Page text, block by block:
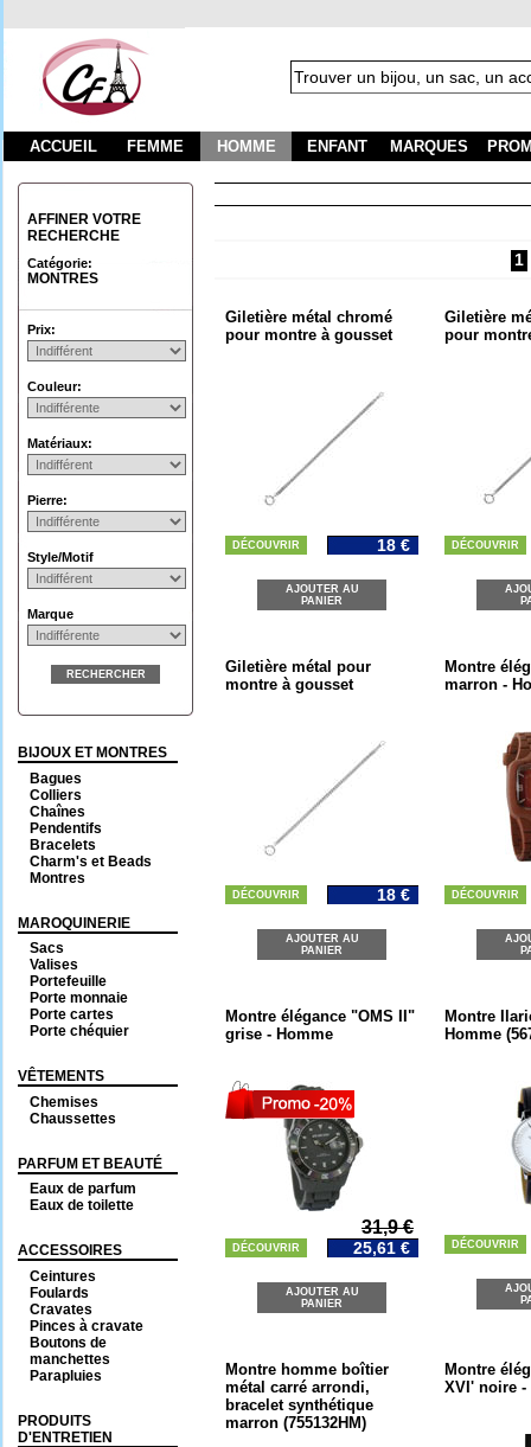
ACCUEIL FEMME HOMME ENFANT MARQUES
AFFINER VOTRE
RECHERCHE
Catégorie:
MONTRES
Prix:
Couleur:
Matériaux:
Pierre:
Style/Motif
Marque
RECHERCHER
BIJOUX ET MONTRES
Bagues
Colliers
Chaînes
Pendentifs
Bracelets
Charm's et Beads
Montres
MAROQUINERIE
Sacs
Valises
Portefeuille
Porte monnaie
Porte cartes
Porte chéquier
VÊTEMENTS
Chemises
Chaussettes
PARFUM ET BEAUTÉ
Eaux de parfum
Eaux de toilette
ACCESSOIRES
Ceintures
Foulards
Cravates
Pinces à cravate
Boutons de
manchettes
Parapluies
PRODUITS
D'ENTRETIEN
1
Giletière métal chromé
pour montre à gousset
DÉCOUVRIR 18 €
AJOUTER AU
PANIER
Giletière
pour
DÉCOUVRIR
Giletière métal pour
montre à gousset
DÉCOUVRIR 18 €
AJOUTER AU
PANIER
Montre
marron -
DÉCOUVRIR
Montre élégance "OMS II"
grise - Homme
31,9 €
DÉCOUVRIR 25,61 €
AJOUTER AU
PANIER
Montre
Homme
DÉCOUVRIR
Montre homme boîtier
métal carré arrondi,
bracelet synthétique
marron (755132HM)
Montre
XVI' noire -